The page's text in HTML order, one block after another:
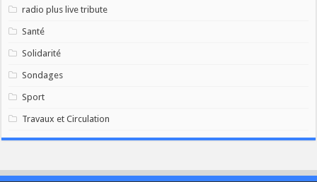
radio plus live tribute
Santé
Solidarité
Sondages
Sport
Travaux et Circulation